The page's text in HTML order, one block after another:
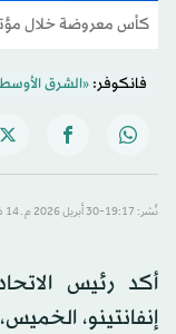
كأس معروضة خلال
فانكوفر:«الشرق
نُشر: 19:17-30 أبريل 2026 م ـ 14 ذو القِعدة 1447 هـ
أكد رئيس